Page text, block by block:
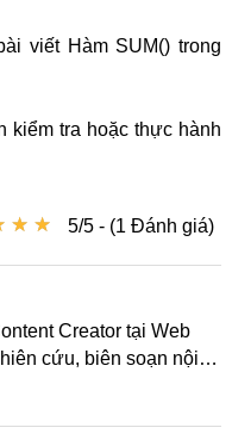
viết Hàm SUM() trong
kiểm tra hoặc thực hành
★ ★
★ ★ 5/5 - (1 Đánh giá)
Creator tại Web
cứu, biên soạn nội
thức về website, SEO,